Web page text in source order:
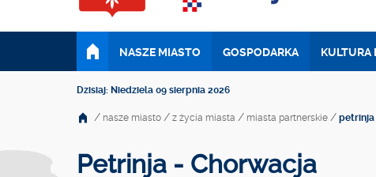
NASZE MIASTO GOSPODARKA KULTURA
Dzisiaj: Niedziela 09 sierpnia 2026
/ nasze miasto / z życia miasta / miasta partnerskie / petrinja
Petrinja - Chorwacja